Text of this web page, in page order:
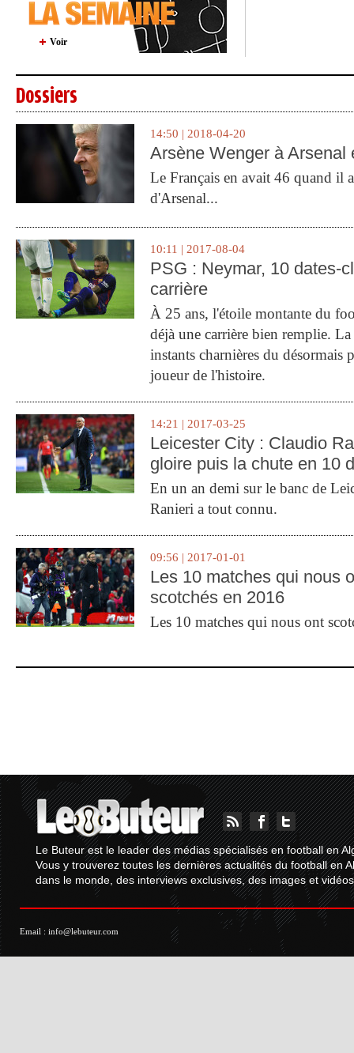
Voir
Dossiers
14:50 | 2018-04-20
Arsène Wenger à Arsenal
Le Français en avait 46 quand il
d'Arsenal...
10:11 | 2017-08-04
PSG : Neymar, 10 dates-
carrière
À 25 ans, l'étoile montante du
déjà une carrière bien remplie.
instants charnières du désormais
joueur de l'histoire.
14:21 | 2017-03-25
Leicester City : Claudio
gloire puis la chute en 10
En un an demi sur le banc de
Ranieri a tout connu.
09:56 | 2017-01-01
Les 10 matches qui nous
scotchés en 2016
Les 10 matches qui nous ont
Le Buteur est le leader des médias spécialisés en football en
Vous y trouverez toutes les dernières actualités du football en
dans le monde, des interviews exclusives, des images et
Email : info@lebuteur.com